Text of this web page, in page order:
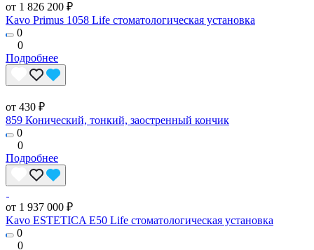
от 1 826 200 ₽
Kavo Primus 1058 Life стоматологическая установка
0
0
Подробнее
от 430 ₽
859 Конический, тонкий, заостренный кончик
0
0
Подробнее
от 1 937 000 ₽
Kavo ESTETICA E50 Life стоматологическая установка
0
0